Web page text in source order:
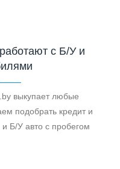
с Б/У и
выкупает любые
подобрать кредит и
и Б/У авто с пробегом